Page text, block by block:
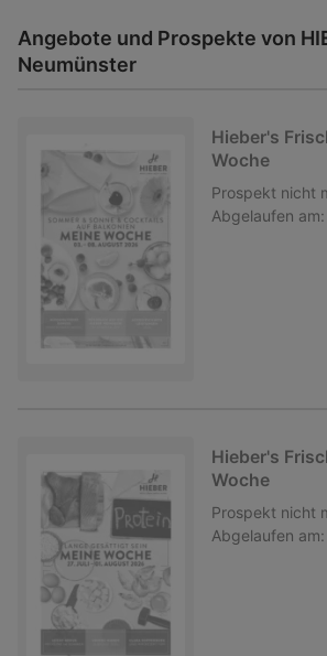
Angebote und Prospekte von
Neumünster
Hieber's
Woche
Prospekt nicht
Abgelaufen am:
Hieber's
Woche
Prospekt nicht
Abgelaufen am: